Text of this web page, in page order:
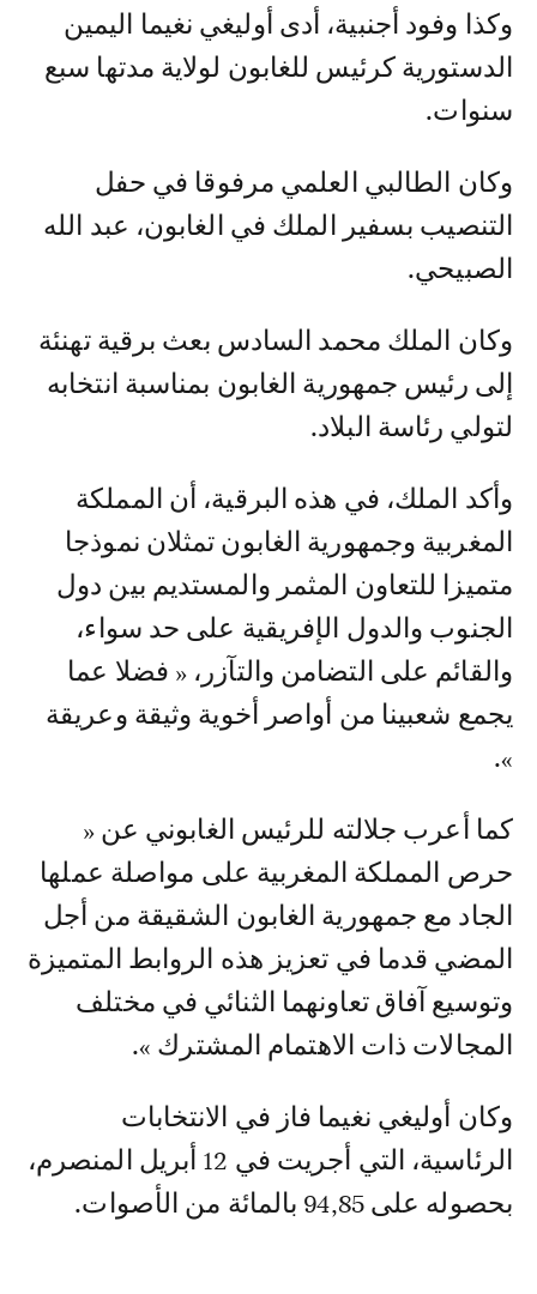
وكذا وفود أجنبية، أدى أوليغي نغيما اليمين
الدستورية كرئيس للغابون لولاية مدتها سبع
سنوات.
وكان الطالبي العلمي مرفوقا في حفل
التنصيب بسفير الملك في الغابون، عبد الله
الصبيحي.
وكان الملك محمد السادس بعث برقية تهنئة
إلى رئيس جمهورية الغابون بمناسبة انتخابه
لتولي رئاسة البلاد.
وأكد الملك، في هذه البرقية، أن المملكة
المغربية وجمهورية الغابون تمثلان نموذجا
متميزا للتعاون المثمر والمستديم بين دول
الجنوب والدول الإفريقية على حد سواء،
والقائم على التضامن والتآزر، « فضلا عما
يجمع شعبينا من أواصر أخوية وثيقة وعريقة
».
كما أعرب جلالته للرئيس الغابوني عن «
حرص المملكة المغربية على مواصلة عملها
الجاد مع جمهورية الغابون الشقيقة من أجل
المضي قدما في تعزيز هذه الروابط المتميزة
وتوسيع آفاق تعاونهما الثنائي في مختلف
المجالات ذات الاهتمام المشترك ».
وكان أوليغي نغيما فاز في الانتخابات
الرئاسية، التي أجريت في 12 أبريل المنصرم،
بحصوله على 94,85 بالمائة من الأصوات.